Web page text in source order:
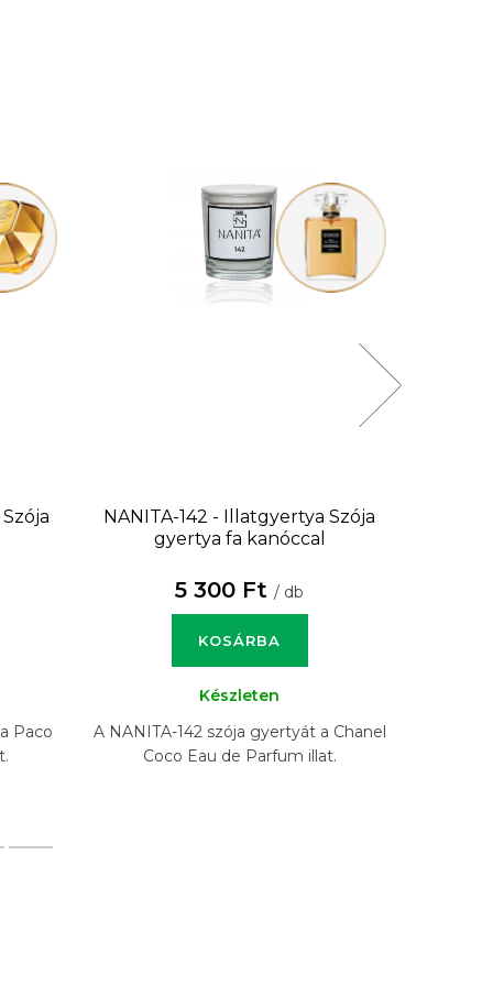
Szója
Paco
NANITA-142 - Illatgyertya Szója
gyertya fa kanóccal
5 300 Ft / db
KOSÁRBA
Készleten
A NANITA-142 szója gyertyát a Chanel
Coco Eau de Parfum illat.